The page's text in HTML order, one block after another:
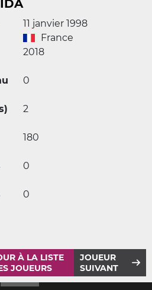
11 janvier 1998
France
2018
0
2
180
0
0
À LA LISTE
JOUEURS
JOUEUR
SUIVANT